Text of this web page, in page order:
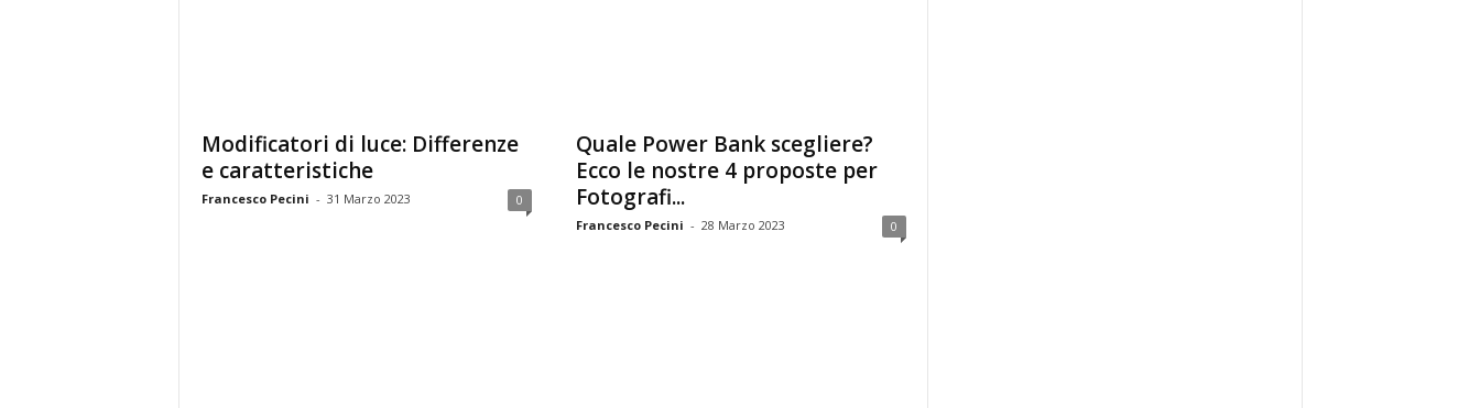
Modificatori di luce: Differenze
e caratteristiche
Francesco Pecini - 31 Marzo 2023 0
Quale Power Bank scegliere?
Ecco le nostre 4 proposte per
Fotografi...
Francesco Pecini - 28 Marzo 2023 0